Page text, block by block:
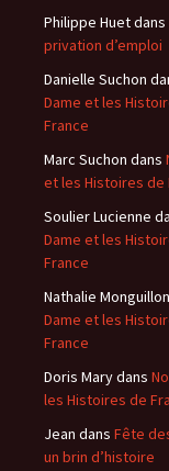
Philippe Huetdans
privation d’emploi
Danielle Suchon
Dame et les
France
Marc Suchon dans
et les Histoires de
Soulier Lucienne
Dame et les
France
Nathalie Monguillon
Dame et les
France
Doris Marydans
les Histoires de
Jean dans Fête
un brin d’histoire